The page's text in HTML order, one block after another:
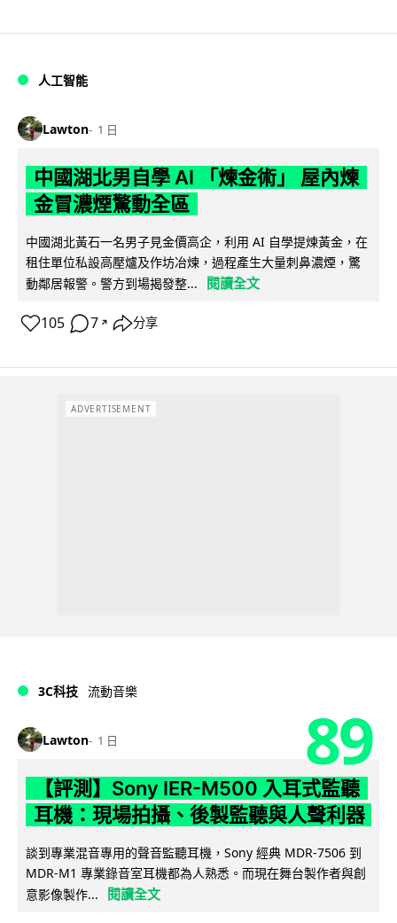
人工智能
Lawton 1 日
中國湖北男自學 AI 「煉金術」 屋內煉
金冒濃煙驚動全區
中國湖北黃石一名男子見金價高企，利用 AI 自學提煉黃金，在
租住單位私設高壓爐及作坊冶煉，過程產生大量刺鼻濃煙，驚
動鄰居報警。警方到場揭發整...
閱讀全文
105 7 ↗ 分享
ADVERTISEMENT
3C科技 流動音樂
Lawton 1 日 89
【評測】Sony IER-M500 入耳式監聽
耳機：現場拍攝、後製監聽與人聲利器
談到專業混音專用的聲音監聽耳機，Sony 經典 MDR-7506 到
MDR-M1 專業錄音室耳機都為人熟悉。而現在舞台製作者與創
意影像製作...
閱讀全文